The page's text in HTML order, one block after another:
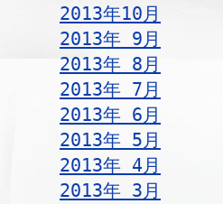
2013年10月
2013年 9月
2013年 8月
2013年 7月
2013年 6月
2013年 5月
2013年 4月
2013年 3月